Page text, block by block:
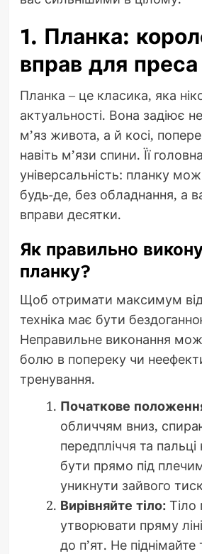
1. Планка:
вправ для преса
Планка – це класика, яка
актуальності. Вона задіює
м’яз живота, а й косі,
навіть м’язи спини. Її
універсальність: планку
будь-де, без обладнання, а
вправи десятки.
Як правильно
планку?
Щоб отримати максимум
техніка має бути
Неправильне виконання
болю в попереку чи
тренування.
Початкове
обличчям вниз,
передпліччя та пальці
бути прямо під
уникнути зайвого
Вирівняйте тіло:Тіло
утворювати пряму
до п’ят. Не піднімайте